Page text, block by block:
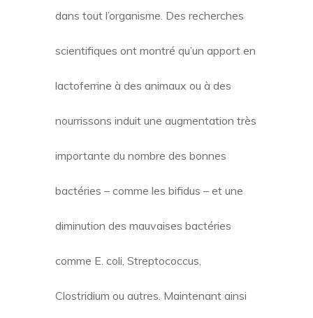
dans tout l’organisme. Des recherches
scientifiques ont montré qu’un apport en
lactoferrine à des animaux ou à des
nourrissons induit une augmentation très
importante du nombre des bonnes
bactéries – comme les bifidus – et une
diminution des mauvaises bactéries
comme E. coli, Streptococcus,
Clostridium ou autres. Maintenant ainsi